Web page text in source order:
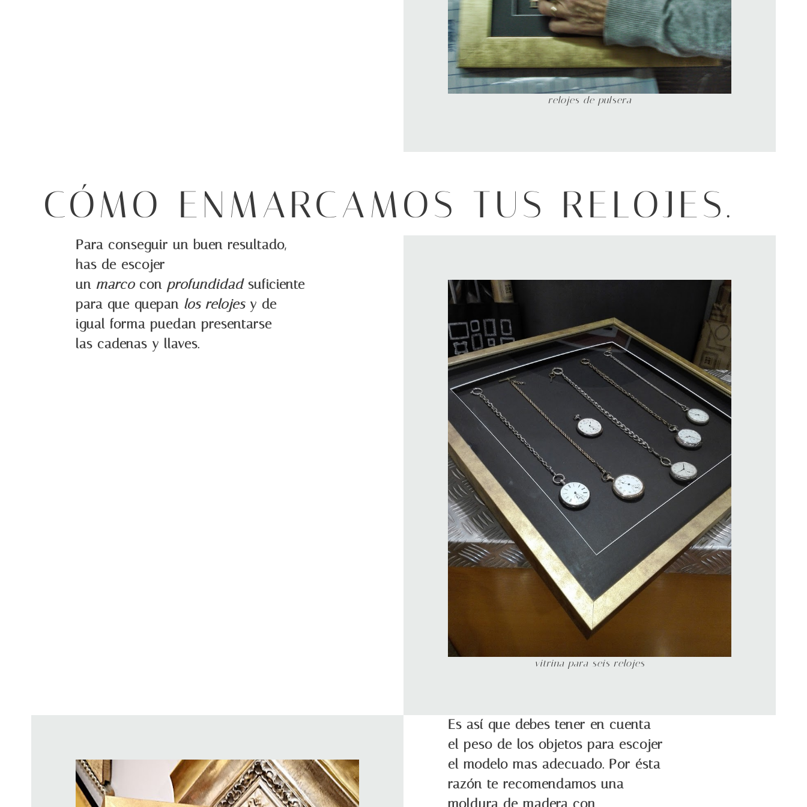
relojes de pulsera
CÓMO ENMARCAMOS TUS RELOJES.
Para conseguir un buen resultado,
has de escojer
unmarcocon profundidadsuficiente
para que quepan los relojesy de
igual forma puedan presentarse
las cadenas y llaves.
vitrina para seis relojes
Es así que debes tener en cuenta
el peso de los objetos para escojer
el modelo mas adecuado. Por ésta
razón te recomendamos una